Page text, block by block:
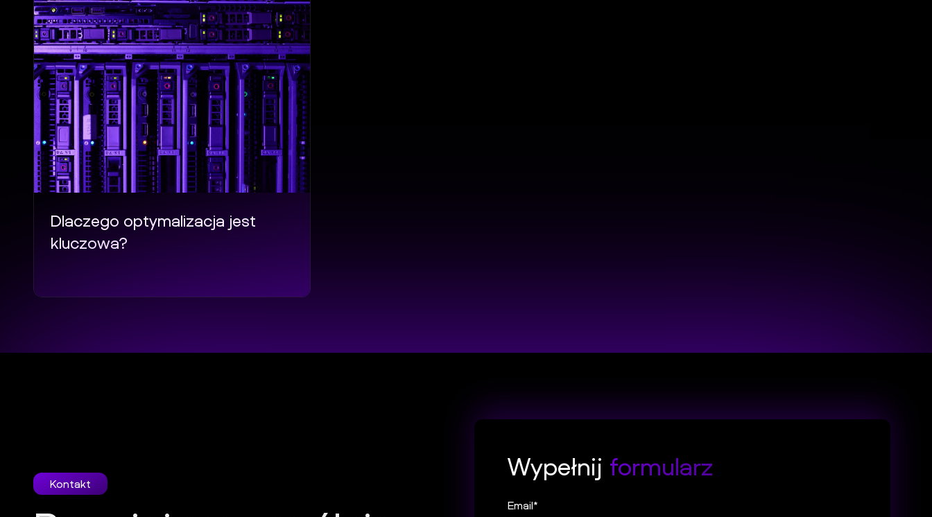
Dlaczego optymalizacja jest
kluczowa?
Kontakt
Wypełnij formularz
Email*